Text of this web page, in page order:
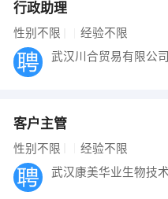
行政助理
性别不限 经验不限
武汉川合贸易有限公司
客户主管
性别不限 经验不限